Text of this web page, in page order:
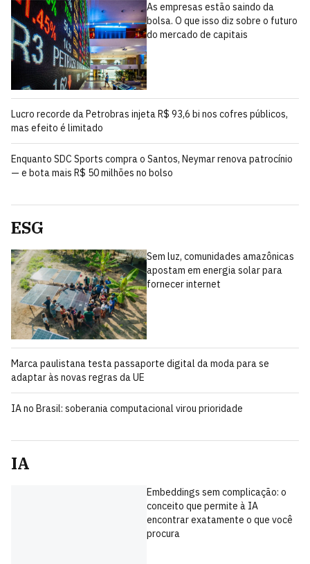
As empresas estão saindo da
bolsa. O que isso diz sobre o futuro
do mercado de capitais
Lucro recorde da Petrobras injeta R$ 93,6 bi nos cofres públicos,
mas efeito é limitado
Enquanto SDC Sports compra o Santos, Neymar renova patrocínio
— e bota mais R$ 50 milhões no bolso
ESG
Sem luz, comunidades amazônicas
apostam em energia solar para
fornecer internet
Marca paulistana testa passaporte digital da moda para se
adaptar às novas regras da UE
IA no Brasil: soberania computacional virou prioridade
IA
Embeddings sem complicação: o
conceito que permite à IA
encontrar exatamente o que você
procura